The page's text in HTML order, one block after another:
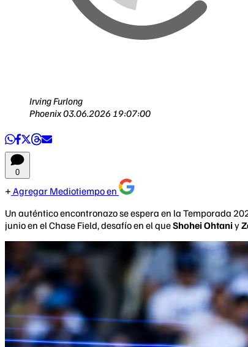
Irving Furlong
Phoenix03.06.2026 19:07:00
0
Agregar Mediotiempo en
Un auténtico encontronazo se espera en la Temporada
junio en el Chase Field, desafío en el queShohei Ohtaniy